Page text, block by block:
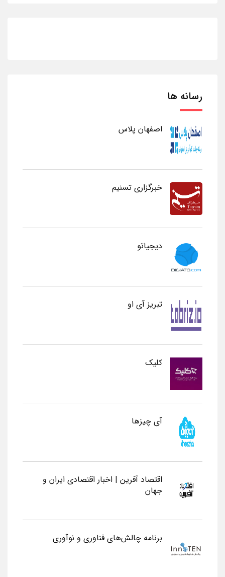
رسانه ها
اصفهان پلاس
خبرگزاری تسنیم
دیجیاتو
تبریز آی او
کلیک
آی چیزها
اقتصاد آفرین | اخبار اقتصادی ایران و
جهان
برنامه چالش‌های فناوری و نوآوری